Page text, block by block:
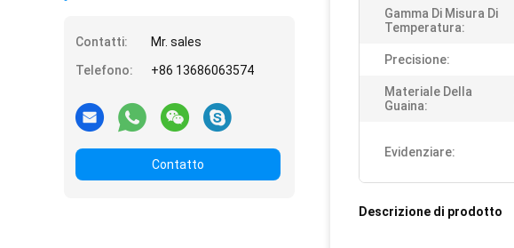
Contatti:
Mr. sales
Telefono:
+86 13686063574
Contatto
Gamma Di Misura Di
Temperatura:
Precisione:
Materiale Della
Guaina:
Evidenziare:
Descrizione di prodotto